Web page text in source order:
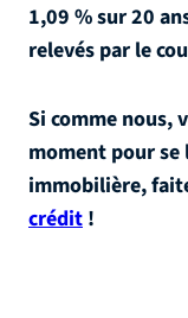
1,09 % sur 20
relevés par le
Si comme nous,
moment pour se
immobilière,
crédit !